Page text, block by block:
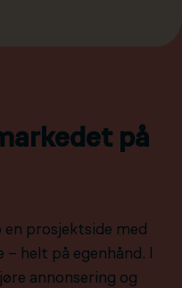
på
en prosjektside med
helt på egenhånd. I
annonsering og